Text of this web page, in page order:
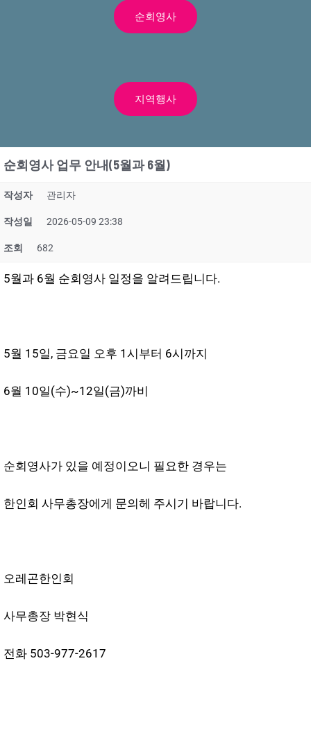
순회영사
지역행사
순회영사 업무 안내(5월과 6월)
작성자 관리자
작성일 2026-05-09 23:38
조회 682
5월과 6월 순회영사 일정을 알려드립니다.
5월 15일, 금요일 오후 1시부터 6시까지
6월 10일(수)~12일(금)까비
순회영사가 있을 예정이오니 필요한 경우는
한인회 사무총장에게 문의헤 주시기 바랍니다.
오레곤한인회
사무총장 박현식
전화 503-977-2617